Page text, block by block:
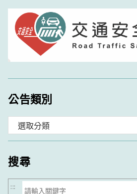
公告類別
類
搜尋
搜
:::